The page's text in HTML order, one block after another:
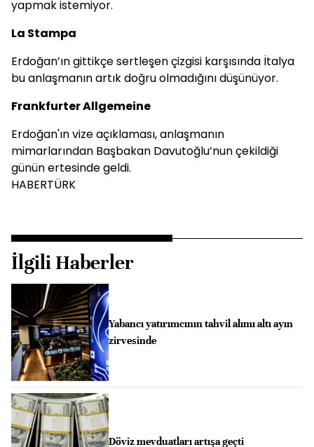
yapmak istemiyor.
La Stampa
Erdoğan’ın gittikçe sertleşen çizgisi karşısında İtalya
bu anlaşmanın artık doğru olmadığını düşünüyor.
Frankfurter Allgemeine
Erdoğan'ın vize açıklaması, anlaşmanın
mimarlarından Başbakan Davutoğlu’nun çekildiği
günün ertesinde geldi.
HABERTÜRK
İlgili Haberler
Yabancı yatırımcının tahvil alımı altı ayın
zirvesinde
Döviz mevduatları artışa geçti